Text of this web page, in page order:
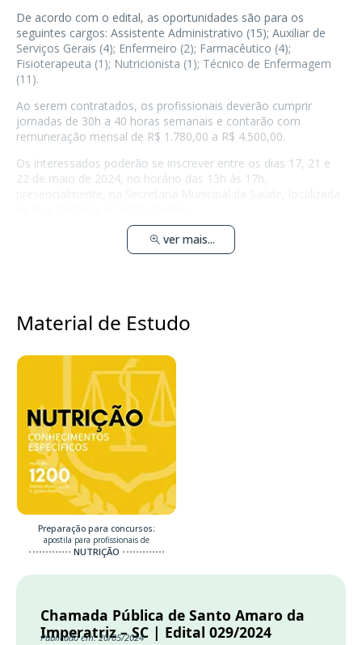
De acordo com o edital, as oportunidades são para os
seguintes cargos: Assistente Administrativo (15); Auxiliar de
Serviços Gerais (4); Enfermeiro (2); Farmacêutico (4);
Fisioterapeuta (1); Nutricionista (1); Técnico de Enfermagem
(11).
Ao serem contratados, os profissionais deverão cumprir
jornadas de 30h a 40 horas semanais e contarão com
remuneração mensal de R$ 1.780,00 a R$ 4.500,00.
Os interessados poderão se inscrever entre os dias 17, 21 e
22 de maio de 2024, no horário das 13h às 17h,
ver mais...
Material de Estudo
Preparação para concursos:
apostila para profissionais de
NUTRIÇÃO
Chamada Pública de Santo Amaro da
Imperatriz – SC | Edital 029/2024
Publicado em: 20/05/2024